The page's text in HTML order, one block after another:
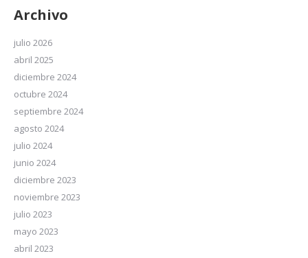
Archivo
julio 2026
abril 2025
diciembre 2024
octubre 2024
septiembre 2024
agosto 2024
julio 2024
junio 2024
diciembre 2023
noviembre 2023
julio 2023
mayo 2023
abril 2023